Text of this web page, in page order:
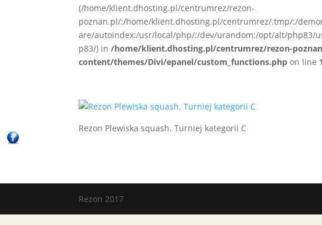
(/home/klient.dhosting.pl/centrumrez/rezon-
poznan.pl/:/home/klient.dhosting.pl/centrumrez/.tmp/:/
are/autoindex:/usr/local/php/:/dev/urandom:/opt/alt/
p83/) in/home/klient.dhosting.pl/centrumrez/rezon-
content/themes/Divi/epanel/custom_functions.php on line
Rezon Plewiska squash. Turniej kategorii C
Rezon 2017